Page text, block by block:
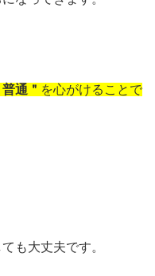
普通＂ を心がけることで
も大丈夫です。